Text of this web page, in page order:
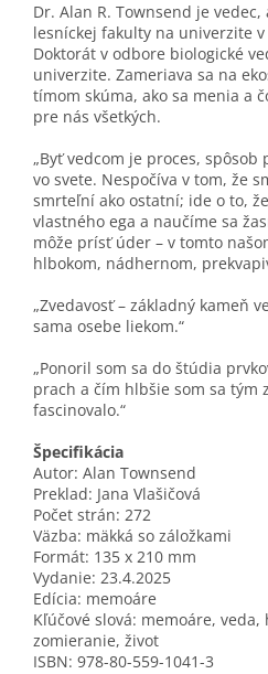
Dr. Alan R. Townsend je
lesníckej fakulty na univerzite
Doktorát v odbore biologické
univerzite. Zameriava sa na
tímom skúma, ako sa menia a
pre nás všetkých.
„Byť vedcom je proces, spôsob
vo svete. Nespočíva v tom, že
smrteľní ako ostatní; ide o to,
vlastného ega a naučíme sa
môže prísť úder – v tomto
hlbokom, nádhernom,
„Zvedavosť – základný kameň
sama osebe liekom.“
„Ponoril som sa do štúdia
prach a čím hlbšie som sa tým
fascinovalo.“
Špecifikácia
Autor: Alan Townsend
Preklad: Jana Vlašičová
Počet strán: 272
Väzba: mäkká so záložkami
Formát: 135 x 210 mm
Vydanie: 23.4.2025
Edícia: memoáre
Kľúčové slová: memoáre,
zomieranie, život
ISBN: 978-80-559-1041-3